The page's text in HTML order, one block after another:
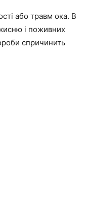
або травм ока. В
кисню і поживних
спричинить